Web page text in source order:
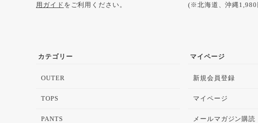
用ガイド をご利用ください。
(※北海道、沖縄1,980
カテゴリー
OUTER
TOPS
PANTS
マイページ
新規会員登録
マイページ
メールマガジン購読